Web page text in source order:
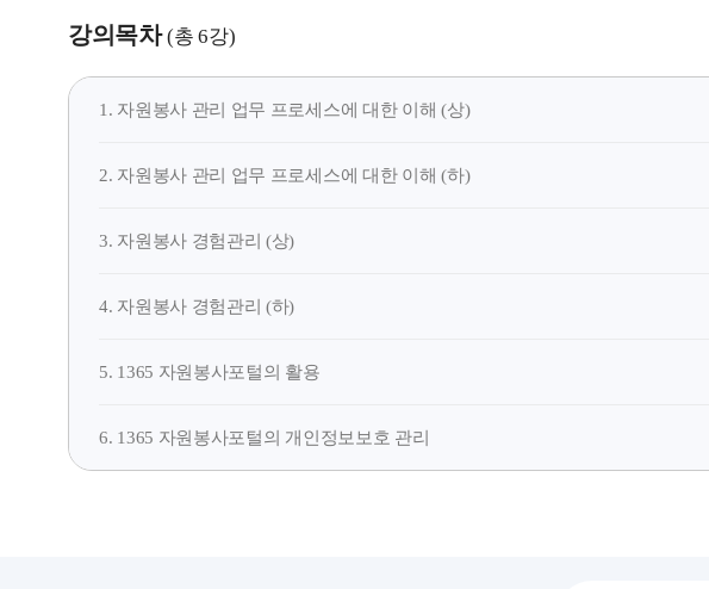
강의목차 (총 6강)
1. 자원봉사 관리 업무 프로세스에 대한 이해 (상)
2. 자원봉사 관리 업무 프로세스에 대한 이해 (하)
3. 자원봉사 경험관리 (상)
4. 자원봉사 경험관리 (하)
5. 1365 자원봉사포털의 활용
6. 1365 자원봉사포털의 개인정보보호 관리